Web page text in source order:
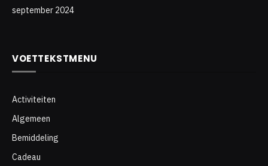
september 2024
VOETTEKSTMENU
Activiteiten
Algemeen
Bemiddeling
Cadeau